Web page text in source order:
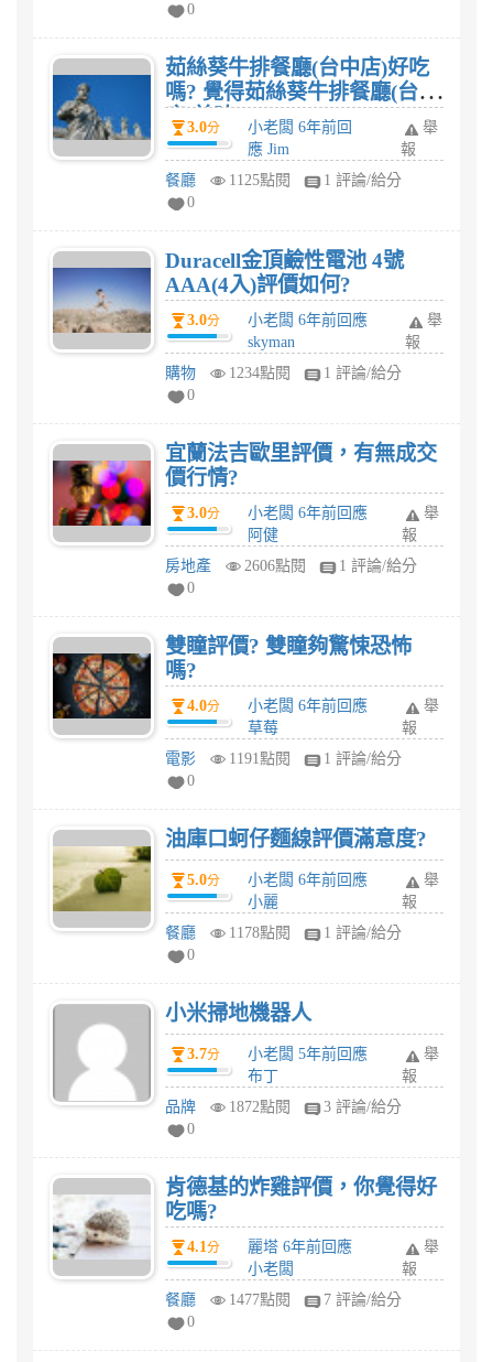
0
茹絲葵牛排餐廳(台中店)好吃
嗎? 覺得茹絲葵牛排餐廳(台中
店)美味?
3.0分
小老闆 6年前回
應 Jim
舉
報
餐廳
1125點閱
1 評論/給分
0
Duracell金頂鹼性電池 4號
AAA(4入)評價如何?
3.0分
小老闆 6年前回應
skyman
舉
報
購物
1234點閱
1 評論/給分
0
宜蘭法吉歐里評價，有無成交
價行情?
3.0分
小老闆 6年前回應
阿健
舉
報
房地產
2606點閱
1 評論/給分
0
雙瞳評價? 雙瞳夠驚悚恐怖
嗎?
4.0分
小老闆 6年前回應
草莓
舉
報
電影
1191點閱
1 評論/給分
0
油庫口蚵仔麵線評價滿意度?
5.0分
小老闆 6年前回應
小麗
舉
報
餐廳
1178點閱
1 評論/給分
0
小米掃地機器人
3.7分
小老闆 5年前回應
布丁
舉
報
品牌
1872點閱
3 評論/給分
0
肯德基的炸雞評價，你覺得好
吃嗎?
4.1分
麗塔 6年前回應
小老闆
舉
報
餐廳
1477點閱
7 評論/給分
0